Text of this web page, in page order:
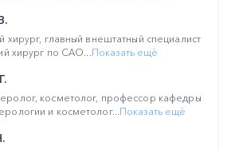
хирург, главный внештатный специалист
хирург по САО...Показать ещё
косметолог, профессор кафедры
и косметолог...Показать ещё